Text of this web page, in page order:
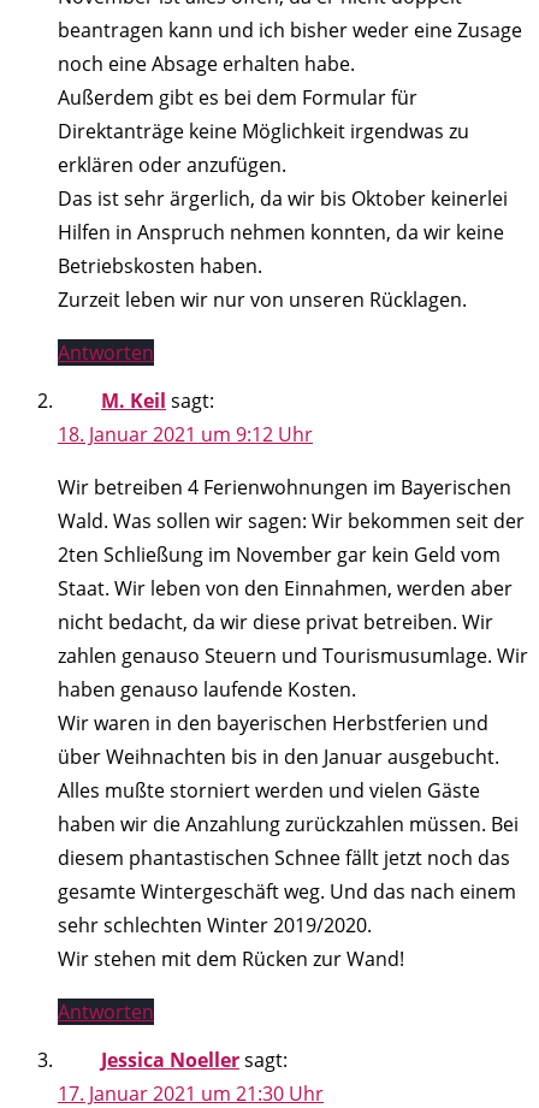
beantragen kann und ich bisher weder eine Zusage
noch eine Absage erhalten habe.
Außerdem gibt es bei dem Formular für
Direktanträge keine Möglichkeit irgendwas zu
erklären oder anzufügen.
Das ist sehr ärgerlich, da wir bis Oktober keinerlei
Hilfen in Anspruch nehmen konnten, da wir keine
Betriebskosten haben.
Zurzeit leben wir nur von unseren Rücklagen.
Antworten
M. Keil sagt:
18. Januar 2021 um 9:12 Uhr
Wir betreiben 4 Ferienwohnungen im Bayerischen
Wald. Was sollen wir sagen: Wir bekommen seit der
2ten Schließung im November gar kein Geld vom
Staat. Wir leben von den Einnahmen, werden aber
nicht bedacht, da wir diese privat betreiben. Wir
zahlen genauso Steuern und Tourismusumlage. Wir
haben genauso laufende Kosten.
Wir waren in den bayerischen Herbstferien und
über Weihnachten bis in den Januar ausgebucht.
Alles mußte storniert werden und vielen Gäste
haben wir die Anzahlung zurückzahlen müssen. Bei
diesem phantastischen Schnee fällt jetzt noch das
gesamte Wintergeschäft weg. Und das nach einem
sehr schlechten Winter 2019/2020.
Wir stehen mit dem Rücken zur Wand!
Antworten
Jessica Noellersagt:
17. Januar 2021 um 21:30 Uhr